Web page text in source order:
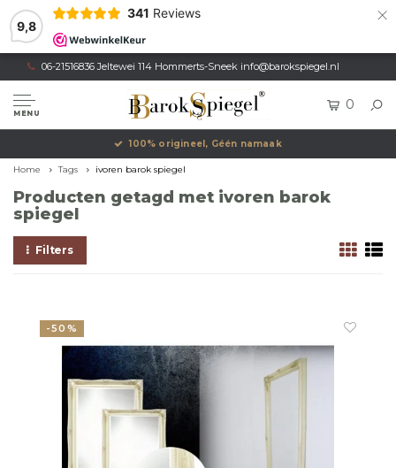
9,8
341 Reviews ×
06-21516836 Jeltewei 114 Hommerts-Sneek info@barokspiegel.nl
MENU
0
100% origineel, Géén namaak
Home Tags ivoren barok spiegel
Producten getagd met ivoren barok
spiegel
Filters
-50%